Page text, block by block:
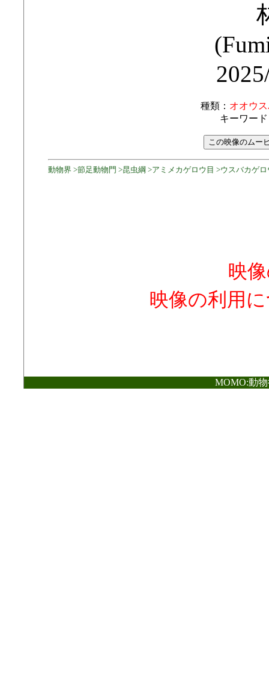
種類： オオウ
キーワー
動物界 >節足動物門 >昆虫綱 >アミメカゲロウ目 >ウスバカゲ
映
映像の利用
MOMO:動